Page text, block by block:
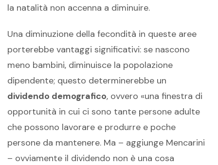
la natalità non accenna a diminuire.
Una diminuzione della fecondità in queste aree
porterebbe vantaggi significativi: se nascono
meno bambini, diminuisce la popolazione
dipendente; questo determinerebbe un
dividendo demografico, ovvero «una finestra di
opportunità in cui ci sono tante persone adulte
che possono lavorare e produrre e poche
persone da mantenere. Ma – aggiunge Mencarini
– ovviamente il dividendo non è una cosa